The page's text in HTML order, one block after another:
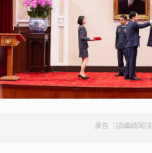
廣告（請繼續閱讀